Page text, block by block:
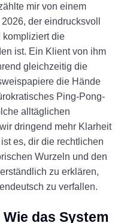
mir von einem
der eindrucksvoll
kompliziert die
ist. Ein Klient von ihm
gleichzeitig die
die Hände
Ping-Pong-
alltäglichen
dringend mehr Klarheit
es, dir die rechtlichen
Wurzeln und den
zu erklären,
zu verfallen.
das System